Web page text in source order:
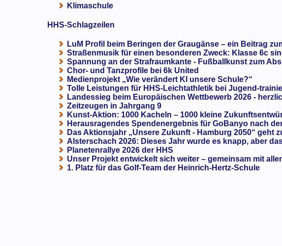
Klimaschule
HHS-Schlagzeilen
LuM Profil beim Beringen der Graugänse – ein Beitrag
Straßenmusik für einen besonderen Zweck: Klasse 6c
Spannung an der Strafraumkante - Fußballkunst zum
Chor- und Tanzprofile bei 6k United
Medienprojekt „Wie verändert KI unsere Schule?“
Tolle Leistungen für HHS-Leichtathletik bei Jugend-
Landessieg beim Europäischen Wettbewerb 2026 -
Zeitzeugen in Jahrgang 9
Kunst-Aktion: 1000 Kacheln – 1000 kleine
Herausragendes Spendenergebnis für GoBanyo nach
Das Aktionsjahr „Unsere Zukunft - Hamburg 2050“ geht
Alsterschach 2026: Dieses Jahr wurde es knapp, aber
Planetenrallye 2026 der HHS
Unser Projekt entwickelt sich weiter – gemeinsam mit
1. Platz für das Golf-Team der Heinrich-Hertz-Schule